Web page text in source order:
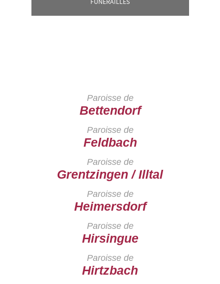
Paroisse de
Bettendorf
Paroisse de
Feldbach
Paroisse de
Grentzingen / Illtal
Paroisse de
Heimersdorf
Paroisse de
Hirsingue
Paroisse de
Hirtzbach